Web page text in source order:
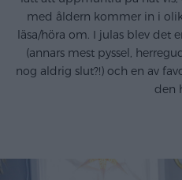
med åldern kommer in i
läsa/höra om. I julas blev det
(annars mest pyssel,
nog aldrig slut?!) och en av
den